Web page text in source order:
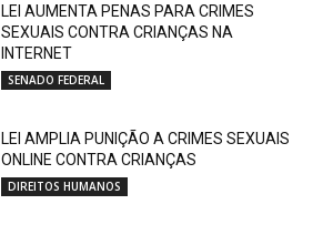
LEI AUMENTA PENAS PARA CRIMES
SEXUAIS CONTRA CRIANÇAS NA
INTERNET
SENADO FEDERAL
LEI AMPLIA PUNIÇÃO A CRIMES SEXUAIS
ONLINE CONTRA CRIANÇAS
DIREITOS HUMANOS